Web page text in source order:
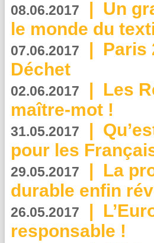
08.06.2017 | Un
le monde du
07.06.2017 | Paris
Déchet
02.06.2017 | Les
maître-mot !
31.05.2017 |
pour les
29.05.2017 | La
durable enfin
26.05.2017 |
responsable !